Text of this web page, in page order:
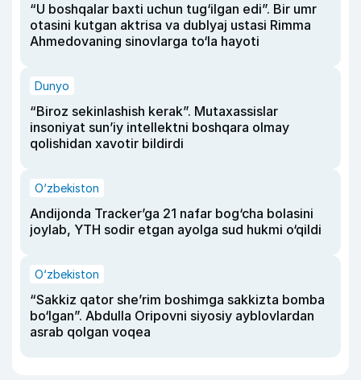
“U boshqalar baxti uchun tug‘ilgan edi”. Bir umr
otasini kutgan aktrisa va dublyaj ustasi Rimma
Ahmedovaning sinovlarga to‘la hayoti
Dunyo
“Biroz sekinlashish kerak”. Mutaxassislar
insoniyat sun’iy intellektni boshqara olmay
qolishidan xavotir bildirdi
O‘zbekiston
Andijonda Tracker’ga 21 nafar bog‘cha bolasini
joylab, YTH sodir etgan ayolga sud hukmi o‘qildi
O‘zbekiston
“Sakkiz qator she’rim boshimga sakkizta bomba
bo‘lgan”. Abdulla Oripovni siyosiy ayblovlardan
asrab qolgan voqea